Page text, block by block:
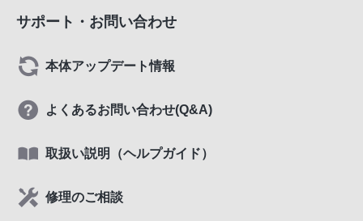
サポート・お問い合わせ
本体アップデート情報
よくあるお問い合わせ(Q&A)
取扱い説明（ヘルプガイド）
修理のご相談